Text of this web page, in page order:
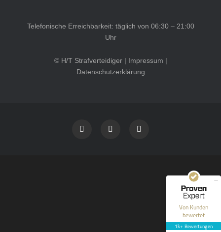
Telefonische Erreichbarkeit: täglich von 06:30 – 21:00
Uhr
© H/T Strafverteidiger | Impressum |
Datenschutzerklärung
Von Kunden
bewertet
1k+ Bewertungen
40
Bewertungen auf
ProvenExpert.com